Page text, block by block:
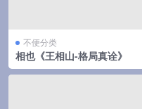
不便分类
相也《王相山-格局真诠》